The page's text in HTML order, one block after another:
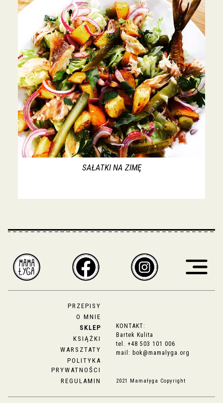
SAŁATKI NA ZIMĘ
PRZEPISY
O MNIE
SKLEP
KSIĄŻKI
WARSZTATY
POLITYKA
PRYWATNOŚCI
REGULAMIN
KONTAKT:
Bartek Kulita
tel. +48 503 101 006
mail: bok@mamalyga.org
2021 Mamałyga Copyright